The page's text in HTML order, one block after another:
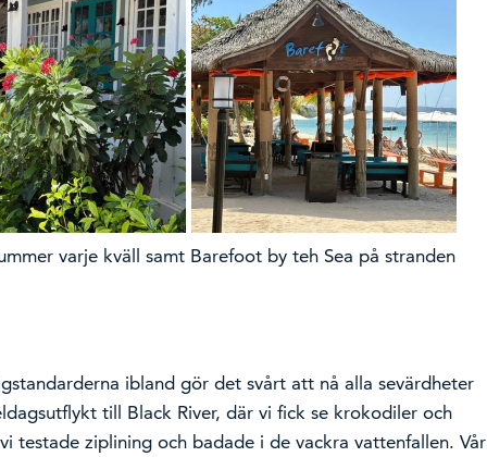
varje kväll samt Barefoot by teh Sea på stranden
ibland gör det svårt att nå alla sevärdheter
till Black River, där vi fick se krokodiler och
testade ziplining och badade i de vackra vattenfallen. Vår